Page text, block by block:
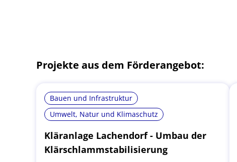
Projekte aus dem Förderangebot:
Bauen und Infrastruktur
Umwelt, Natur und Klimaschutz
Kläranlage Lachendorf - Umbau der
Klärschlammstabilisierung